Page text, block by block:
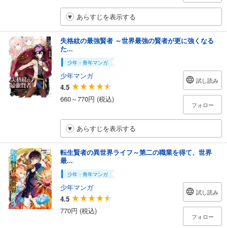
あらすじを表示する
失格紋の最強賢者 ～世界最強の賢者が更に強くなる
た...
少年・青年マンガ
少年マンガ
4.5
660～770円 (税込)
試し読み
フォロー
あらすじを表示する
転生賢者の異世界ライフ～第二の職業を得て、世界
最...
少年・青年マンガ
少年マンガ
4.5
770円 (税込)
試し読み
フォロー